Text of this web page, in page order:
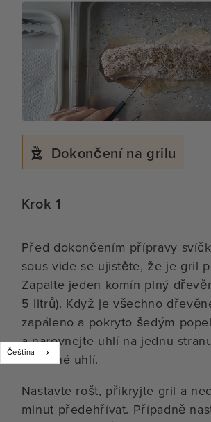
Dokončení na grilu
Krok 1
Před dokončením přípravy
sous vide se ujistěte, že je gril
Zapalte jeden komín plný
5 litrů). Když je všechno
zapáleno a pokryto šedým
a narovnejte uhlí na jednu
dřevěné uhlí.
Nastavte rošt, přikryjte gril a
minut předehřívat. Případně
Čeština